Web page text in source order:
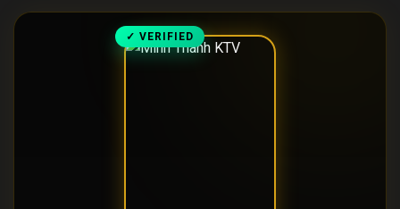
✓ VERIFIED